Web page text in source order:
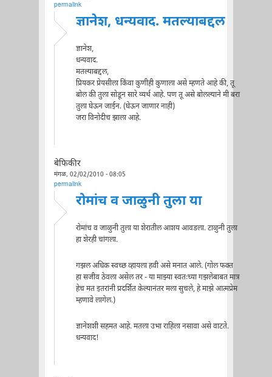
permalink
ज्ञानेश, धन्यवाद. मतल्याबद्दल
ज्ञानेश,
धन्यवाद.
मतल्याबद्दल,
प्रियकर प्रेयसीला किंवा कुणीही कुणाला असे म्हणते आहे की, तू
बोल की तुला सोडून सारे व्यर्थ आहे. पण तू असे बोलल्याने मी बरा
तुला घेऊन जाईन. (घेऊन जाणार नाही)
जरा विनोदीच झाला आहे.
बेफिकीर
मंगळ, 02/02/2010 - 08:05
permalink
रोमांच व जाळुनी तुला या
रोमांच व जाळुनी तुला या शेरातील आशय आवडला. टाळुनी तुला
हा शेरही चांगला.
गझल अधिक स्वच्छ व्हायला हवी असे मनात आले. (गोल फक्त
हा सजीव ठेवला असेल तर - या माझ्या स्वतःच्या गझलेबाबत मात्र
हेच मत इतरांनी प्रदर्शित केल्यानंतर मला सुचले, हे माझे आत्मप्रेम
म्हणावे लागेल.)
ज्ञानेशशी सहमत आहे. मतला उभा राहिला नसावा असे वाटते.
धन्यवाद!